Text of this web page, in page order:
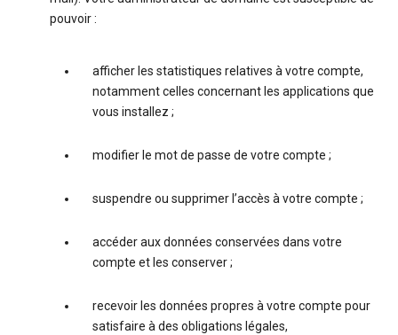
pouvoir :
afficher les statistiques relatives à votre compte,
notamment celles concernant les applications que
vous installez ;
modifier le mot de passe de votre compte ;
suspendre ou supprimer l’accès à votre compte ;
accéder aux données conservées dans votre
compte et les conserver ;
recevoir les données propres à votre compte pour
satisfaire à des obligations légales,